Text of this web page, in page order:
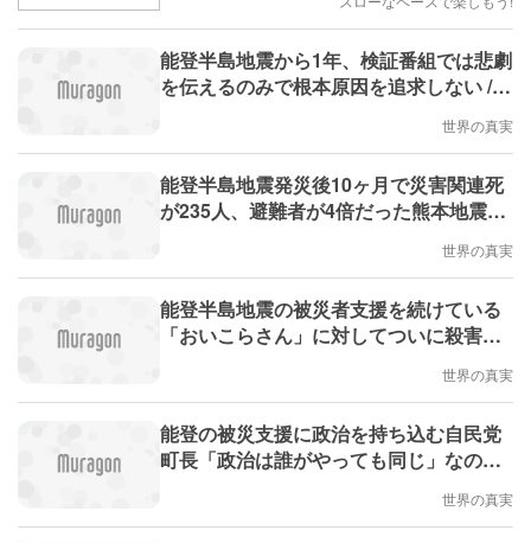
能登半島地震から1年、検証番組では悲劇
を伝えるのみで根本原因を追求しない /
常な嫌がらせに屈しない「おいこらちゃ
世界の真実
能登半島地震発災後10ヶ月で災害関連死
が235人、避難者が4倍だった熊本地震の
による介護分野の被災地レポート 〜 人材
世界の真実
能登半島地震の被災者支援を続けている
「おいこらさん」に対してついに殺害の
援を肯定しているならば犯人を徹底追求
世界の真実
能登の被災支援に政治を持ち込む自民党
町長「政治は誰がやっても同じ」なのか /
への提案、選挙の今「みんなが楽になる
世界の真実